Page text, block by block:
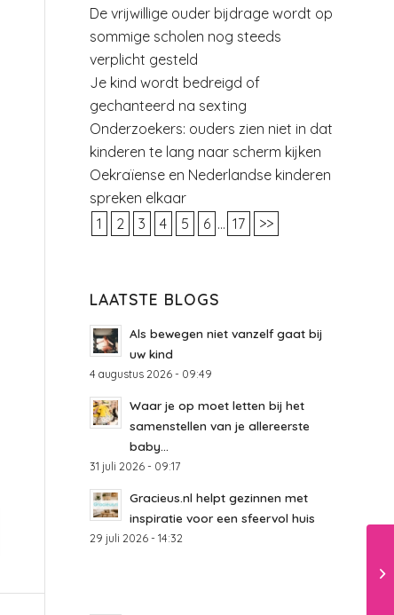
De vrijwillige ouder bijdrage wordt op
sommige scholen nog steeds
verplicht gesteld
Je kind wordt bedreigd of
gechanteerd na sexting
Onderzoekers: ouders zien niet in dat
kinderen te lang naar scherm kijken
Oekraïense en Nederlandse kinderen
spreken elkaar
1
2 3 4 5 6 ... 17 >>
LAATSTE BLOGS
Als bewegen niet vanzelf gaat bij
uw kind
4 augustus 2026 - 09:49
Waar je op moet letten bij het
samenstellen van je allereerste
baby...
31 juli 2026 - 09:17
Gracieus.nl helpt gezinnen met
inspiratie voor een sfeervol huis
29 juli 2026 - 14:32